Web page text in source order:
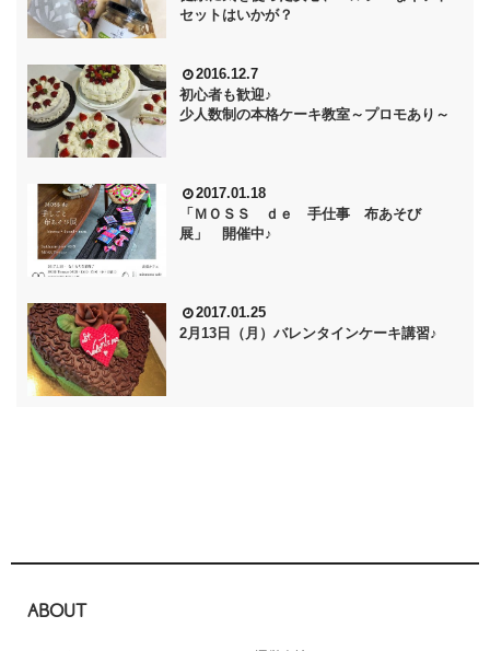
セットはいかが？
2016.12.7
初心者も歓迎♪
少人数制の本格ケーキ教室～プロモあり～
2017.01.18
「ＭＯＳＳ ｄｅ 手仕事 布あそび
展」 開催中♪
2017.01.25
2月13日（月）バレンタインケーキ講習♪
ABOUT